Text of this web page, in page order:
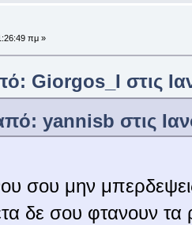
πμ »
Giorgos_I στις
yannisb στις
σου μην
δε σου φτανουν